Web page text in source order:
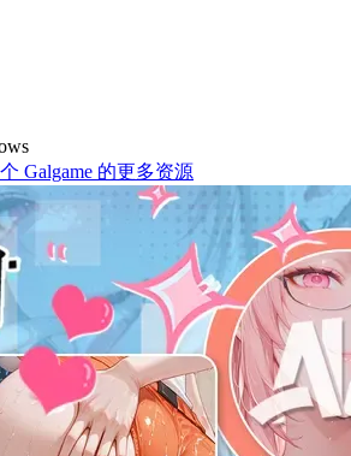
Galgame 的更多资源